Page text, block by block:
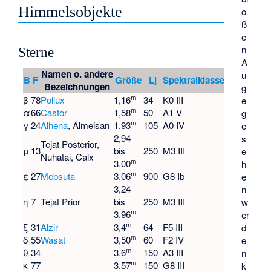
o
ß
e
n
A
u
g
e
g
e
s
e
h
e
n
w
er
d
e
n
k
Himmelsobjekte
Sterne
B F Namen o. andere
Bezeichnungen Größe Lj Spektralklasse
β 78Pollux 1,16m 34
K0 III
α66Castor 1,58m 50
A1 V
γ24Alhena, Almeisan 1,93m 105 A0 IV
μ 13
Tejat Posterior,
Nuhatai, Calx
2,94
bis
3,00m
250 M3 III
ε 27Mebsuta 3,06m 900 G8 Ib
η 7 Tejat Prior
3,24
bis
3,96m
250 M3 III
ξ 31Alzir 3,4m 64
F5 III
δ 55Wasat 3,50m 60
F2 IV
θ 34 3,6m 150 A3 III
κ 77 3,57m 150 G8 III